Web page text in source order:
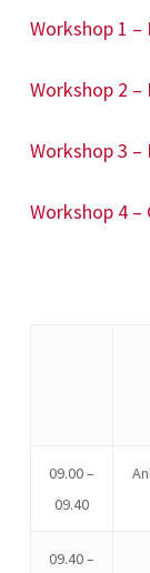
Workshop 1 –
Workshop 2 –
Workshop 3
Workshop 4
09.00 –
09.40
09.40 –